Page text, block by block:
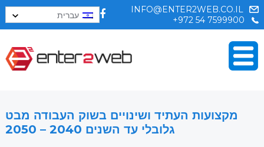
INFO@ENTER2WEB.CO.IL
+972 54 7599900
עברית
מקצועות העתיד ושינויים בשוק העבודה מבט
גלובלי עד השנים 2040 – 2050